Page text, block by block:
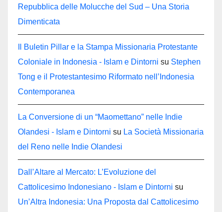
Repubblica delle Molucche del Sud – Una Storia
Dimenticata
Il Buletin Pillar e la Stampa Missionaria Protestante
Coloniale in Indonesia - Islam e Dintorni su Stephen
Tong e il Protestantesimo Riformato nell’Indonesia
Contemporanea
La Conversione di un “Maomettano” nelle Indie
Olandesi - Islam e Dintorni su La Società Missionaria
del Reno nelle Indie Olandesi
Dall’Altare al Mercato: L’Evoluzione del
Cattolicesimo Indonesiano - Islam e Dintorni su
Un’Altra Indonesia: Una Proposta dal Cattolicesimo